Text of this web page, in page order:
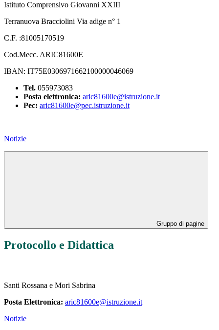
Istituto Comprensivo Giovanni XXIII
Terranuova Bracciolini Via adige n° 1
C.F. :81005170519
Cod.Mecc. ARIC81600E
IBAN: IT75E0306971662100000046069
Tel. 055973083
Posta elettronica: aric81600e@istruzione.it
Pec: aric81600e@pec.istruzione.it
Notizie
Gruppo di pagine
Protocollo e Didattica
Santi Rossana e Mori Sabrina
Posta Elettronica: aric81600e@istruzione.it
Notizie